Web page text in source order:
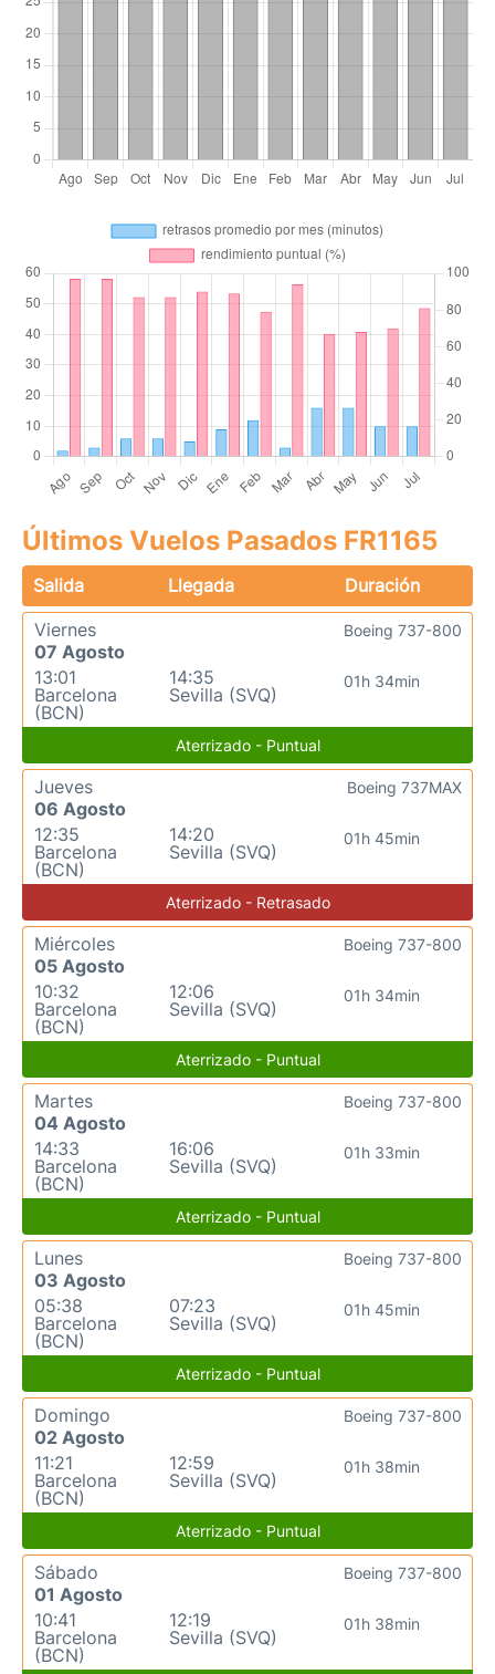
Últimos Vuelos Pasados FR1165
Salida Llegada
Duración
Viernes
07 Agosto
13:01
Barcelona
(BCN)
14:35
Sevilla (SVQ)
01h 34min
Boeing 737-800
Aterrizado - Puntual
Jueves
06 Agosto
12:35
Barcelona
(BCN)
14:20
Sevilla (SVQ)
01h 45min
Boeing 737MAX
Aterrizado - Retrasado
Miércoles
05 Agosto
10:32
Barcelona
(BCN)
12:06
Sevilla (SVQ)
01h 34min
Boeing 737-800
Aterrizado - Puntual
Martes
04 Agosto
14:33
Barcelona
(BCN)
16:06
Sevilla (SVQ)
01h 33min
Boeing 737-800
Aterrizado - Puntual
Lunes
03 Agosto
05:38
Barcelona
(BCN)
07:23
Sevilla (SVQ)
01h 45min
Boeing 737-800
Aterrizado - Puntual
Domingo
02 Agosto
11:21
Barcelona
(BCN)
12:59
Sevilla (SVQ)
01h 38min
Boeing 737-800
Aterrizado - Puntual
Sábado
01 Agosto
10:41
Barcelona
(BCN)
12:19
Sevilla (SVQ)
01h 38min
Boeing 737-800